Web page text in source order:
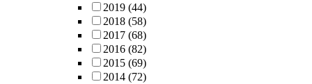
2019 (44)
2018 (58)
2017 (68)
2016 (82)
2015 (69)
2014 (72)